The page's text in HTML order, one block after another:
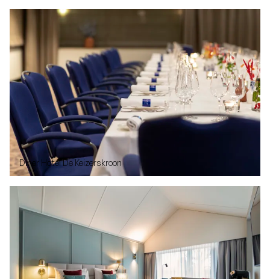
Diner Hotel De Keizerskroon